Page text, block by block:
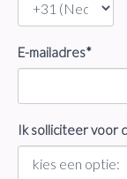
E-mailadres*
Ik solliciteer voor